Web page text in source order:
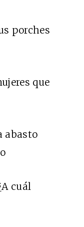
porches
que
abasto
cuál